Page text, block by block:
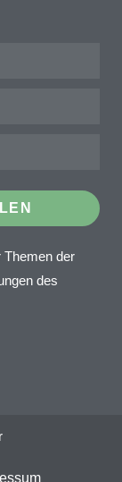
Themen der
des